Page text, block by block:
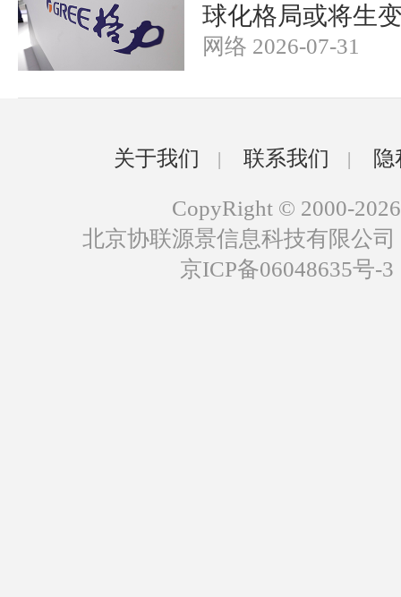
球化格局或将生
网络 2026-07-31
关于我们 | 联系我们 |
CopyRight © 2000-2026
北京协联源景信息科技有限公
京ICP备06048635号-3